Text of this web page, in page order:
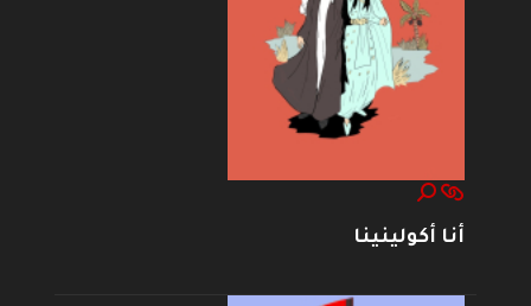
أنا أكولينينا